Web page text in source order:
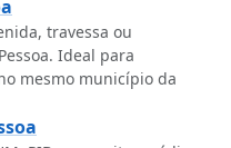
travessa ou
Ideal para
mesmo município da